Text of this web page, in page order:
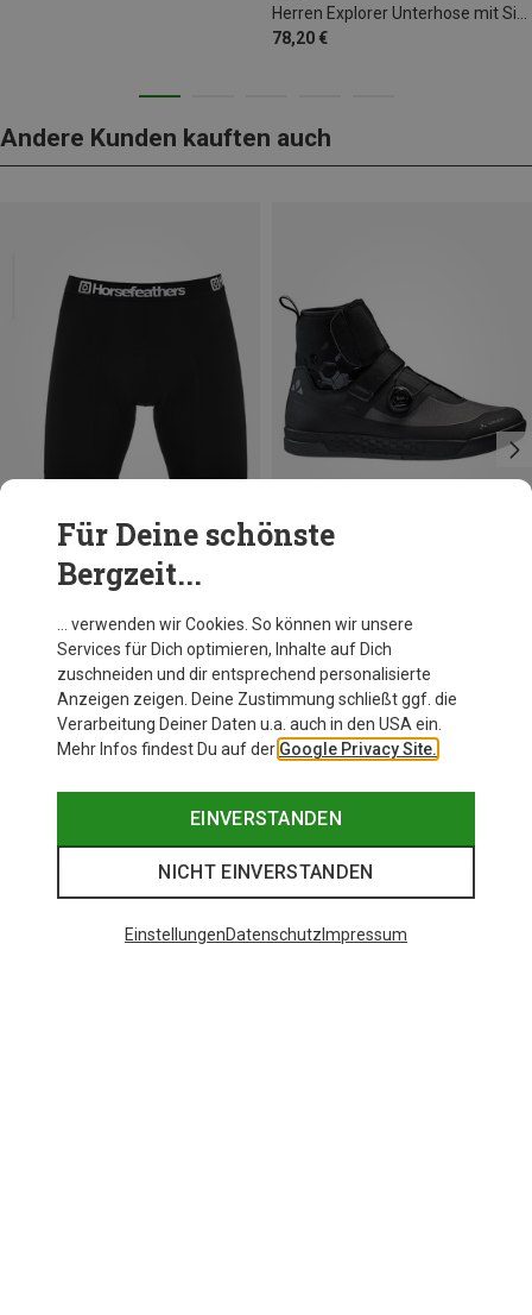
78,20 €
Andere Kunden kauften auch
Du sparst 34%
Für Deine schönste
Bergzeit...
… verwenden wir Cookies. So können wir unsere
Services für Dich optimieren, Inhalte auf Dich
zuschneiden und dir entsprechend personalisierte
Anzeigen zeigen. Deine Zustimmung schließt ggf. die
Verarbeitung Deiner Daten u.a. auch in den USA ein.
Mehr Infos findest Du auf der Google Privacy Site.
EINVERSTANDEN
NICHT EINVERSTANDEN
EinstellungenDatenschutz Impressum